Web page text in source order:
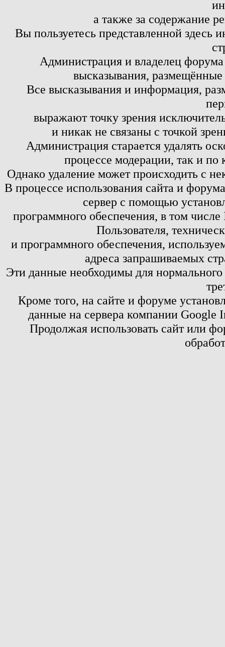
а также за содержание
Вы пользуетесь представленной здесь
Администрация и владелец
высказывания,
Все высказывания и информация,
выражают точку зрения
и никак не связаны с точкой
Администрация старается удалять
процессе модерации, так и по
Однако удаление может происходить с
В процессе использования сайта и
сервер с помощью
программного обеспечения, в том
Пользователя,
и программного обеспечения,
адреса запрашиваемых
Эти данные необходимы для
Кроме того, на сайте и форуме
данные на сервера компании
Продолжая использовать сайт или